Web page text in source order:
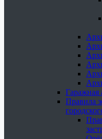
Гаражная
Правила